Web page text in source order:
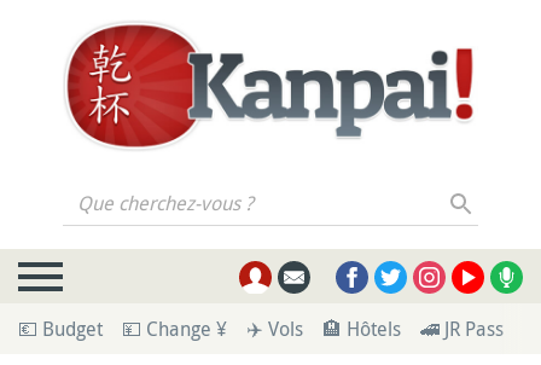
Que cherchez-vous ?
💶 Budget 💴 Change ¥ ✈️ Vols 🏨 Hôtels 🚄 JR Pass